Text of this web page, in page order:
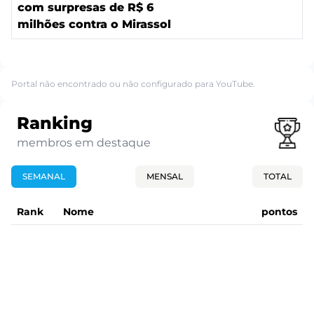
com surpresas de R$ 6
milhões contra o Mirassol
Portal não encontrado ou não configurado para YouTube.
Ranking
membros em destaque
SEMANAL MENSAL TOTAL
Rank Nome pontos